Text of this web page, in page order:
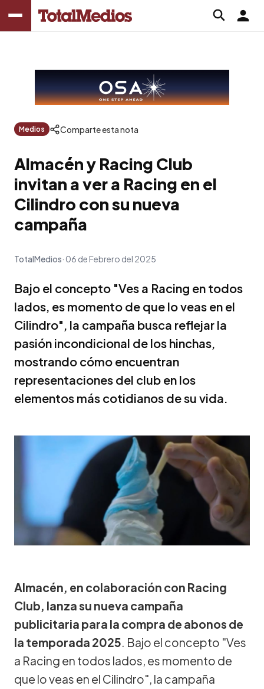
Medios Comparte esta nota
Almacén y Racing Club
invitan a ver a Racing en el
Cilindro con su nueva
campaña
TotalMedios 06 de Febrero del 2025
Bajo el concepto "Ves a Racing en todos
lados, es momento de que lo veas en el
Cilindro", la campaña busca reflejar la
pasión incondicional de los hinchas,
mostrando cómo encuentran
representaciones del club en los
elementos más cotidianos de su vida.
Almacén, en colaboración con Racing
Club, lanza su nueva campaña
publicitaria para la compra de abonos de
la temporada 2025. Bajo el concepto "Ves
a Racing en todos lados, es momento de
que lo veas en el Cilindro", la campaña